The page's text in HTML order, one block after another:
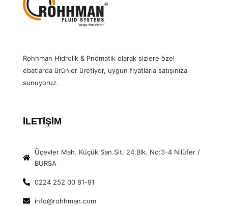
Rohhman Hidrolik & Pnömatik olarak sizlere özel
ebatlarda ürünler üretiyor, uygun fiyatlarla satışınıza
sunuyoruz.
İLETİŞİM
Üçevler Mah. Küçük San.Sit. 24.Blk. No:3-4 Nilüfer /
BURSA
0224 252 00 81-91
info@rohhman.com